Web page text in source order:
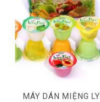
MÁY DÁN MIỆNG LY